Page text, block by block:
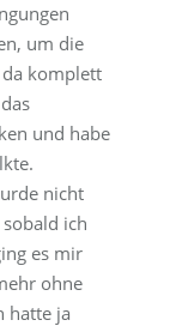
um die
da komplett
und habe
nicht
ich
es mir
ohne
hatte ja